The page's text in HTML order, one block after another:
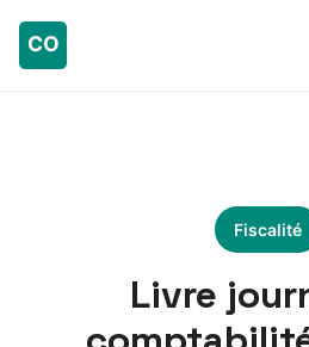
Fiscalité
Livre